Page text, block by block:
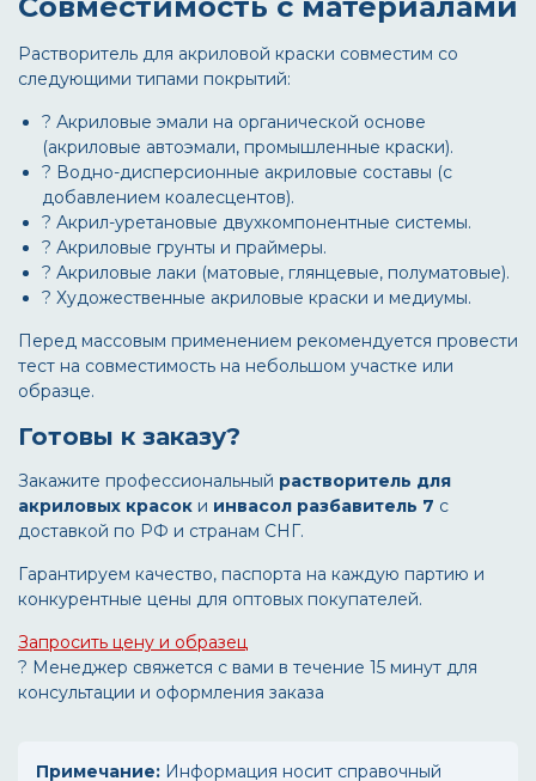
Растворитель для акриловой краски совместим со
следующими типами покрытий:
? Акриловые эмали на органической основе
(акриловые автоэмали, промышленные краски).
? Водно-дисперсионные акриловые составы (с
добавлением коалесцентов).
? Акрил-уретановые двухкомпонентные системы.
? Акриловые грунты и праймеры.
? Акриловые лаки (матовые, глянцевые, полуматовые).
? Художественные акриловые краски и медиумы.
Перед массовым применением рекомендуется провести
тест на совместимость на небольшом участке или
образце.
Готовы к заказу?
Закажите профессиональный растворитель для
акриловых красок и инвасол разбавитель 7 с
доставкой по РФ и странам СНГ.
Гарантируем качество, паспорта на каждую партию и
конкурентные цены для оптовых покупателей.
Запросить цену и образец
? Менеджер свяжется с вами в течение 15 минут для
консультации и оформления заказа
Примечание: Информация носит справочный